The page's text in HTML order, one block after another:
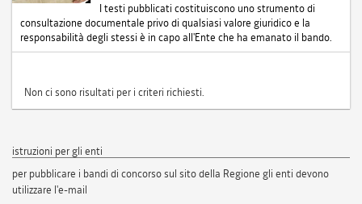
I testi pubblicati costituiscono uno strumento di
consultazione documentale privo di qualsiasi valore giuridico e la
responsabilità degli stessi è in capo all'Ente che ha emanato il bando.
Non ci sono risultati per i criteri richiesti.
istruzioni per gli enti
per pubblicare i bandi di concorso sul sito della Regione gli enti devono
utilizzare l'e-mail